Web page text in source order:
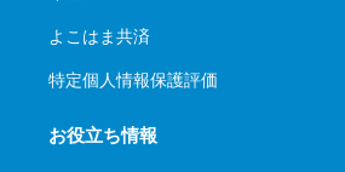
よこはま共済
特定個人情報保護評価
お役立ち情報